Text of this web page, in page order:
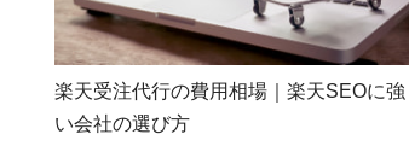
楽天受注代行の費用相場｜楽天SEOに強
い会社の選び方